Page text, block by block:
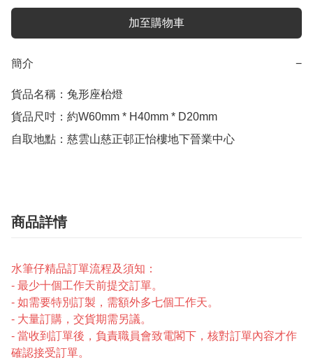
加至購物車
簡介 −
貨品名稱：兔形座枱燈
貨品尺吋：約W60mm * H40mm * D20mm
自取地點：慈雲山慈正邨正怡樓地下晉業中心
商品詳情
水筆仔精品訂單流程及須知：
- 最少十個工作天前提交訂單。
- 如需要特別訂製，需額外多七個工作天。
- 大量訂購，交貨期需另議。
- 當收到訂單後，負責職員會致電閣下，核對訂單內容才作
確認接受訂單。